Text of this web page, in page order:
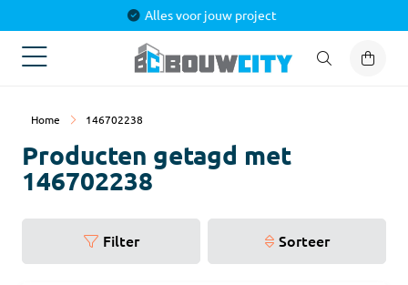
Alles voor jouw project
Home 146702238
Producten getagd met
146702238
Filter Sorteer